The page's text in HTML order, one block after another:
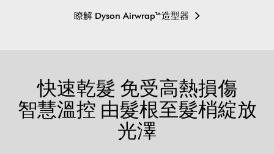
瞭解 Dyson Airwrap™造型器
快速乾髮 免受高熱損傷
智慧溫控 由髮根至髮梢綻放
光澤